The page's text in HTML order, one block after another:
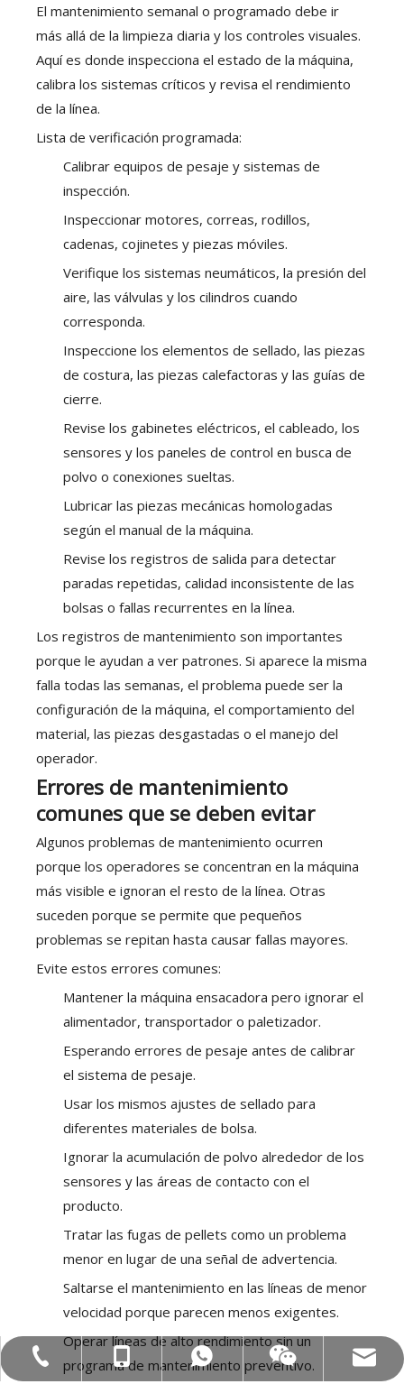
El mantenimiento semanal o programado debe ir
más allá de la limpieza diaria y los controles visuales.
Aquí es donde inspecciona el estado de la máquina,
calibra los sistemas críticos y revisa el rendimiento
de la línea.
Lista de verificación programada:
Calibrar equipos de pesaje y sistemas de
inspección.
Inspeccionar motores, correas, rodillos,
cadenas, cojinetes y piezas móviles.
Verifique los sistemas neumáticos, la presión del
aire, las válvulas y los cilindros cuando
corresponda.
Inspeccione los elementos de sellado, las piezas
de costura, las piezas calefactoras y las guías de
cierre.
Revise los gabinetes eléctricos, el cableado, los
sensores y los paneles de control en busca de
polvo o conexiones sueltas.
Lubricar las piezas mecánicas homologadas
según el manual de la máquina.
Revise los registros de salida para detectar
paradas repetidas, calidad inconsistente de las
bolsas o fallas recurrentes en la línea.
Los registros de mantenimiento son importantes
porque le ayudan a ver patrones. Si aparece la misma
falla todas las semanas, el problema puede ser la
configuración de la máquina, el comportamiento del
material, las piezas desgastadas o el manejo del
operador.
Errores de mantenimiento
comunes que se deben evitar
Algunos problemas de mantenimiento ocurren
porque los operadores se concentran en la máquina
más visible e ignoran el resto de la línea. Otras
suceden porque se permite que pequeños
problemas se repitan hasta causar fallas mayores.
Evite estos errores comunes:
Mantener la máquina ensacadora pero ignorar el
alimentador, transportador o paletizador.
Esperando errores de pesaje antes de calibrar
el sistema de pesaje.
Usar los mismos ajustes de sellado para
diferentes materiales de bolsa.
Ignorar la acumulación de polvo alrededor de los
sensores y las áreas de contacto con el
producto.
Tratar las fugas de pellets como un problema
menor en lugar de una señal de advertencia.
Saltarse el mantenimiento en las líneas de menor
velocidad porque parecen menos exigentes.
Operar líneas de alto rendimiento sin un
programa de mantenimiento preventivo.
Tel:+86-577-88627766
Mob: +86-18858715170
WA: 0086 18858715170
Veloz
Correo electrónico: hl@hualian.biz